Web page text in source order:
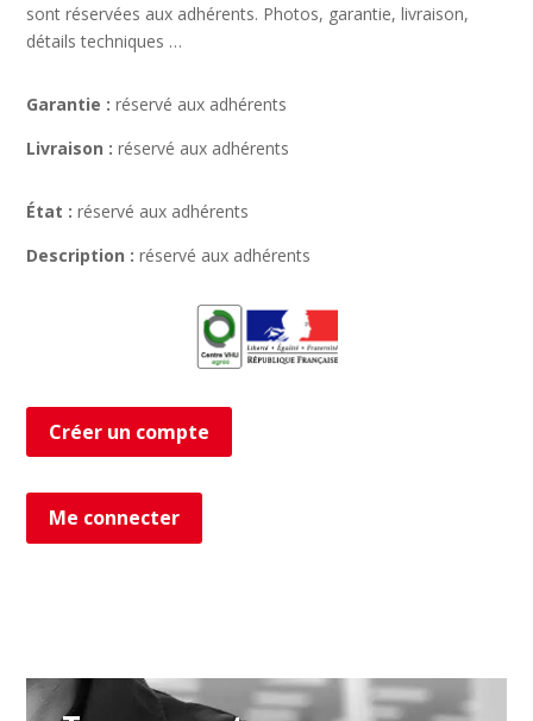
sont réservées aux adhérents. Photos, garantie, livraison,
détails techniques …
Garantie : réservé aux adhérents
Livraison : réservé aux adhérents
État : réservé aux adhérents
Description : réservé aux adhérents
Créer un compte
Me connecter